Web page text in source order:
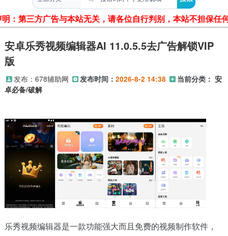
明：第三方广告与本站无关，请各位自行判别，本站不担保
安卓乐秀视频编辑器AI 11.0.5.5去广告解锁VIP
版
发布： 678辅助网 发布时间： 2026-8-2 14:38 当前分类： 安
卓必备/破解
乐秀视频编辑器是一款功能强大而且免费的视频制作软件，